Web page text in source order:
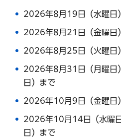
2026年8月19日（水曜日）
2026年8月21日（金曜日）
2026年8月25日（火曜日）
2026年8月31日（月曜日
日）まで
2026年10月9日（金曜日）
2026年10月14日（水曜
日）まで